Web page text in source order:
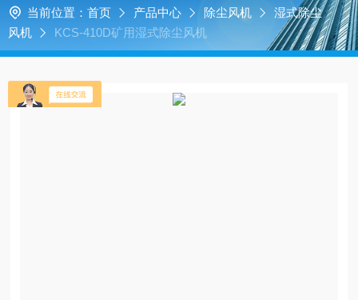
当前位置： 首页 产品中心 除尘风机
湿式除尘
风机
KCS-410D矿用湿式除尘风机